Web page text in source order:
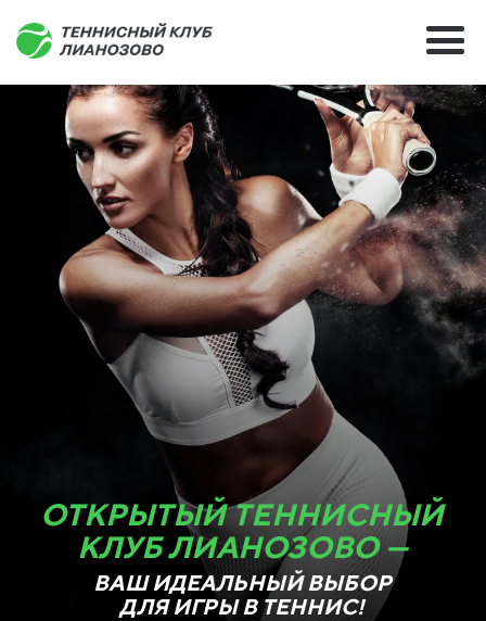
ОТКРЫТЫЙ ТЕННИСНЫЙ
КЛУБ ЛИАНОЗОВО —
ВАШ ИДЕАЛЬНЫЙ ВЫБОР
ДЛЯ ИГРЫ В ТЕННИС!